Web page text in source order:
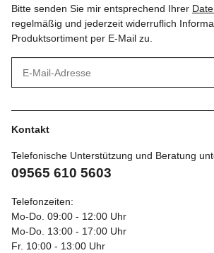
Bitte senden Sie mir entsprechend Ihrer
regelmäßig und jederzeit widerruflich
Produktsortiment per E-Mail zu.
Kontakt
Telefonische Unterstützung und Beratung
09565 610 5603
Telefonzeiten:
Mo-Do. 09:00 - 12:00 Uhr
Mo-Do. 13:00 - 17:00 Uhr
Fr. 10:00 - 13:00 Uhr